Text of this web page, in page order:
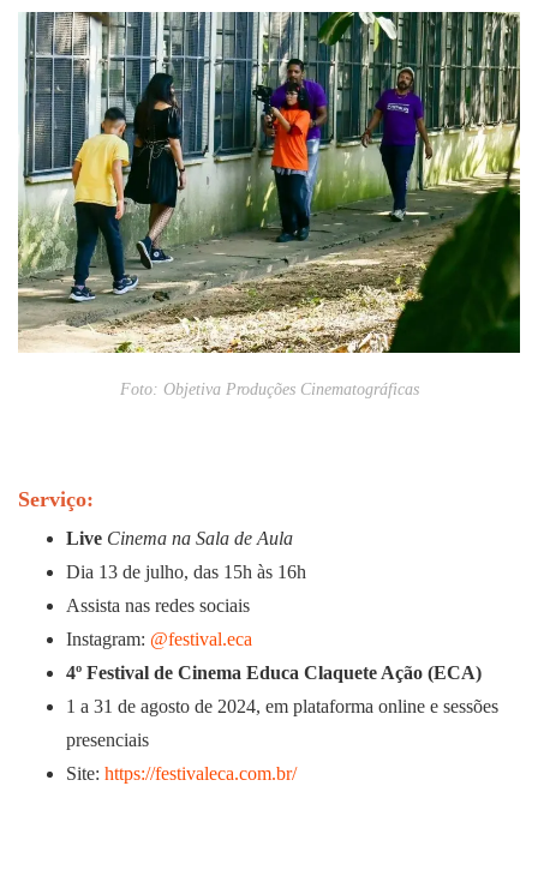
Foto: Objetiva Produções Cinematográficas
Serviço:
Live Cinema na Sala de Aula
Dia 13 de julho, das 15h às 16h
Assista nas redes sociais
Instagram: @festival.eca
4º Festival de Cinema Educa Claquete Ação (ECA)
1 a 31 de agosto de 2024, em plataforma online e sessões
presenciais
Site: https://festivaleca.com.br/